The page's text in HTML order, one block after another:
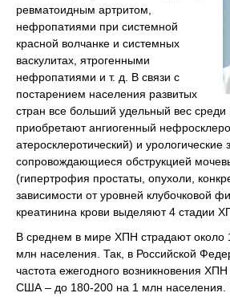
ревматоидным артритом,
нефропатиями при системной
красной волчанке и системных
васкулитах, ятрогенными
нефропатиями и т. д. В связи с
постарением населения развитых
стран все больший удельный вес
приобретают ангиогенный
атеросклеротический) и урологические
сопровождающиеся обструкцией
(гипертрофия простаты, опухоли,
зависимости от уровней клубочковой
креатинина крови выделяют 4 стадии
В среднем в мире ХПН страдают около
млн населения. Так, в Российской
частота ежегодного возникновения
США – до 180-200 на 1 млн населения.